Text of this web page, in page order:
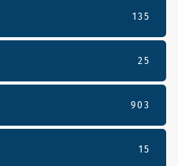
135
25
903
15